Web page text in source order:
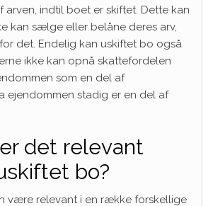
arven, indtil boet er skiftet. Dette kan
kan sælge eller belåne deres arv,
det. Endelig kan uskiftet bo også
ikke kan opnå skattefordelen
som en del af
ejendommen stadig er en del af
det relevant
bo?
være relevant i en række forskellige